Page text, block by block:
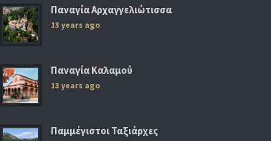
Παναγία Αρχαγγελιώτισσα
13 years ago
Παναγία Καλαμού
13 years ago
Παμμέγιστοι Ταξιάρχες